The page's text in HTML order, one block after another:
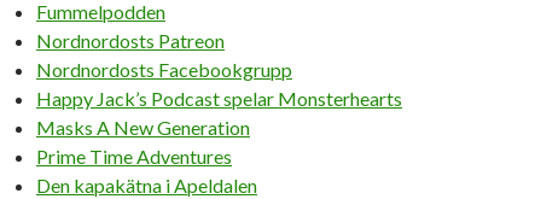
Fummelpodden
Nordnordosts Patreon
Nordnordosts Facebookgrupp
Happy Jack’s Podcast spelar Monsterhearts
Masks A New Generation
Prime Time Adventures
Den kapakätna i Apeldalen